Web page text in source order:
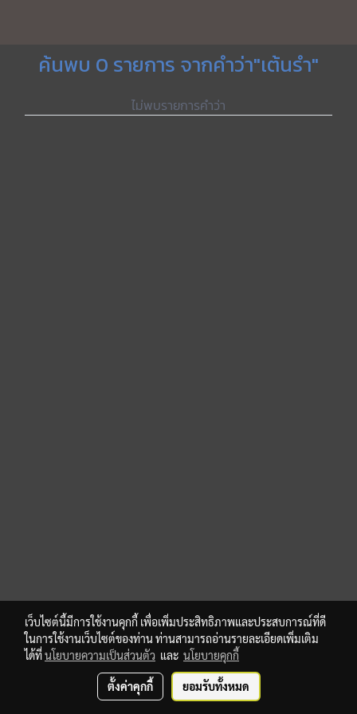
ค้นพบ 0 รายการ จากคำว่า"เต้นรำ"
ไม่พบรายการคำว่า
เว็บไซต์นี้มีการใช้งานคุกกี้ เพื่อเพิ่มประสิทธิภาพและประสบการณ์ที่ดี
ในการใช้งานเว็บไซต์ของท่าน ท่านสามารถอ่านรายละเอียดเพิ่มเติม
ได้ที่นโยบายความเป็นส่วนตัว และ นโยบายคุกกี้
ตั้งค่าคุกกี้ ยอมรับทั้งหมด